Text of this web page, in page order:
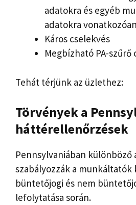
adatokra és egyéb
adatokra vonatkozóan
Káros cselekvés
Megbízható PA-szűrő
Tehát térjünk az üzlethez:
Törvények a
háttérellenőrzések
Pennsylvaniában
szabályozzák a
büntetőjogi és nem
lefolytatása során.